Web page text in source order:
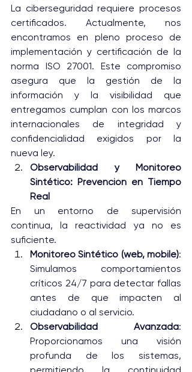
La ciberseguridad requiere procesos
certificados. Actualmente, nos
encontramos en pleno proceso de
implementación y certificación de la
norma ISO 27001. Este compromiso
asegura que la gestión de la
información y la visibilidad que
entregamos cumplan con los marcos
internacionales de integridad y
confidencialidad exigidos por la
nueva ley.
Observabilidad y Monitoreo
Sintético: Prevención en Tiempo
Real
En un entorno de supervisión
continua, la reactividad ya no es
suficiente.
Monitoreo Sintético (web, mobile):
Simulamos comportamientos
críticos 24/7 para detectar fallas
antes de que impacten al
ciudadano o al servicio.
Observabilidad Avanzada:
Proporcionamos una visión
profunda de los sistemas,